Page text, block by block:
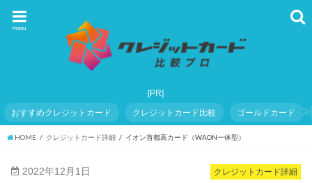
menu
おすすめクレジットカード クレジットカード比較 ゴールドカード
HOME クレジットカード詳細 イオン首都高カード（WAON一体型）
クレジットカード詳細
2022年12月1日